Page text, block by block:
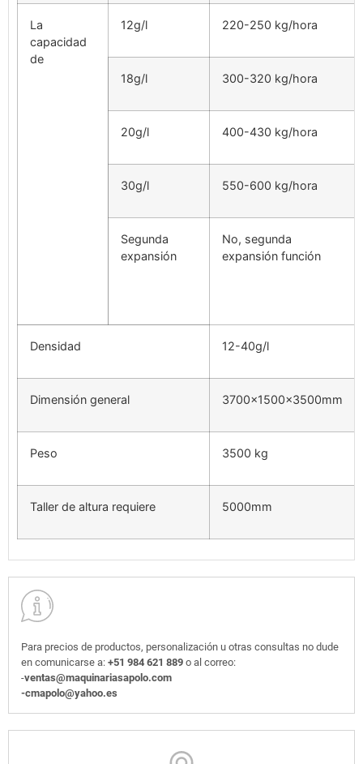
La
capacidad
de
12g/l 220-250 kg/hora
18g/l 300-320 kg/hora
20g/l 400-430 kg/hora
30g/l 550-600 kg/hora
Segunda
expansión
No, segunda
expansión función
Densidad 12-40g/l
Dimensión general 3700x1500x3500mm
Peso 3500 kg
Taller de altura requiere 5000mm
Para precios de productos, personalización u otras consultas no dude
en comunicarse a: +51 984 621 889 o al correo:
-ventas@maquinariasapolo.com
-cmapolo@yahoo.es